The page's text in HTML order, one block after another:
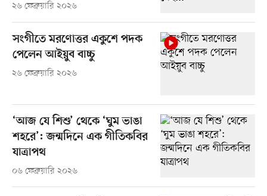
২৬ ফেব্রুয়ারি ২০২৬
সংগীতে মরণোত্তর একুশে পদক
পেলেন আইয়ুব বাচ্চু
২৬ ফেব্রুয়ারি ২০২৬
‘আজ যে শিশু’ থেকে ‘ঘুম ভাঙা
শহরে’: জন্মদিনে এক গীতিকবির
যাত্রাপথ
০৬ ফেব্রুয়ারি ২০২৬